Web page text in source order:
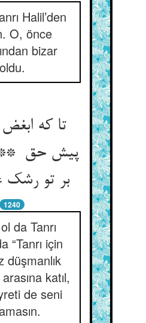
Halil’den
O, önce
bizar
oldu.
تا که ابغض
پیش حق **
بر تو رشک عشق دق
1240
da Tanrı
“Tanrı için
düşmanlık
katıl,
de seni